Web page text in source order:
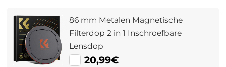
86 mm Metalen Magnetische
Filterdop 2 in 1 Inschroefbare
Lensdop
20,99€